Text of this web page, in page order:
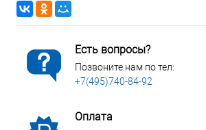
Есть вопросы?
Позвоните нам по тел:
+7(495)740-84-92
Оплата